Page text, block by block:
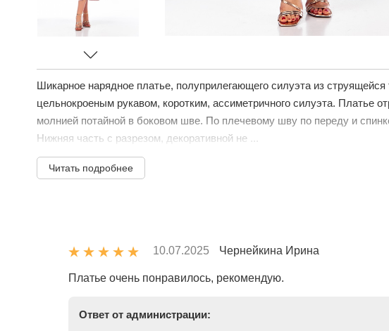
Шикарное нарядное платье, полуприлегающего силуэта из струящейся
цельнокроеным рукавом, коротким, ассиметричного силуэта. Платье
молнией потайной в боковом шве. По плечевому шву по переду и
Нижняя часть с разрезом, декоративной не ...
Читать подробнее
10.07.2025 Чернейкина Ирина
Платье очень понравилось, рекомендую.
Ответ от администрации: